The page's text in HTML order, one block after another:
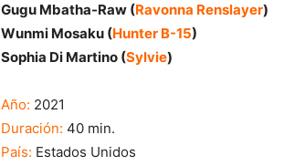
Gugu Mbatha-Raw (Ravonna Renslayer)
Wunmi Mosaku (Hunter B-15)
Sophia Di Martino (Sylvie)
Año: 2021
Duración: 40 min.
País: Estados Unidos